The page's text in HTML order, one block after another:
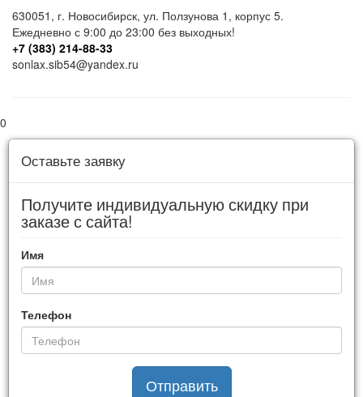
630051 , г. Новосибирск, ул. Ползунова 1 , корпус 5.
Ежедневно с 9:00 до 23:00 без выходных!
+7 (383) 214-88-33
sonlax.sib54@yandex.ru
0
Оставьте заявку
Получите индивидуальную скидку при
заказе с сайта!
Имя
Телефон
Отправить